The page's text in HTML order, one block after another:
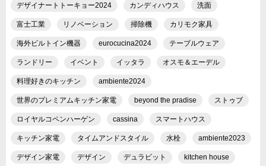
デザイナートトーキョー2024 カンディハウス 洗面
富士工業 リノベーション 掃除機 カリモク家具
海外ビルトイン機器 eurocucina2024 テーブルウェア
ランドリー イベント イッタラ オスモ＆エーデル
料理好きのキッチン ambiente2024
世界のプレミアムキッチン家電 beyond the pradise ストゥブ
ロイヤルコペンハーゲン cassina スマートハウス
キッチン家電 タイムアンドスタイル 水栓 ambiente2023
デザイン家電 デザイン デュラビット kitchen house